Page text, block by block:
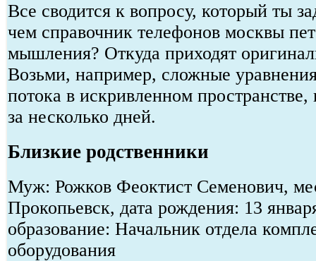
Все сводится к вопросу, который ты
чем справочник телефонов москвы
мышления? Откуда приходят
Возьми, например, сложные
потока в искривленном
за несколько дней.
Близкие родственники
Муж: Рожков Феоктист Семенович,
Прокопьевск, дата рождения: 13
образование: Начальник отдела
оборудования